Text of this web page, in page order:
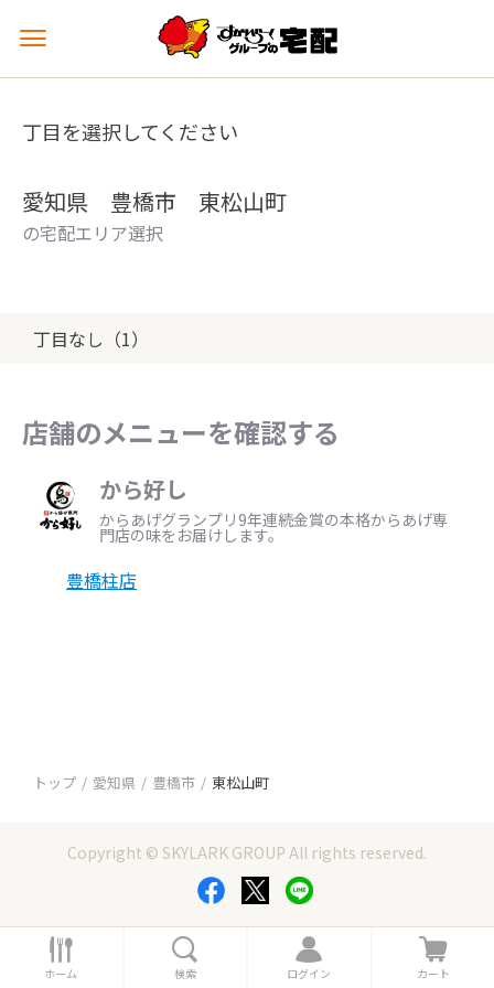
メ
ュ
を
丁目を選択してください
愛知県 豊橋市 東松山町
の宅配エリア選択
丁目なし（1）
店舗のメニューを確認する
から好し
からあげグランプリ9年連続金賞の本格からあげ専
門店の味をお届けします。
豊橋柱店
トップ 愛知県 豊橋市 東松山町
Copyright © SKYLARK GROUP All rights reserved.
ホ
ー
ホーム 索
検索
ロ
グ
ログイン
カ
ー
カート